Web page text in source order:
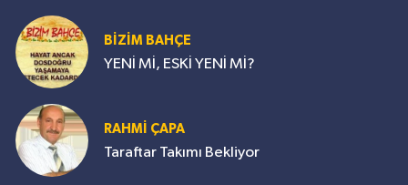
BİZİM BAHÇE
YENİ Mİ, ESKİ YENİ Mİ?
RAHMİ ÇAPA
Taraftar Takımı Bekliyor